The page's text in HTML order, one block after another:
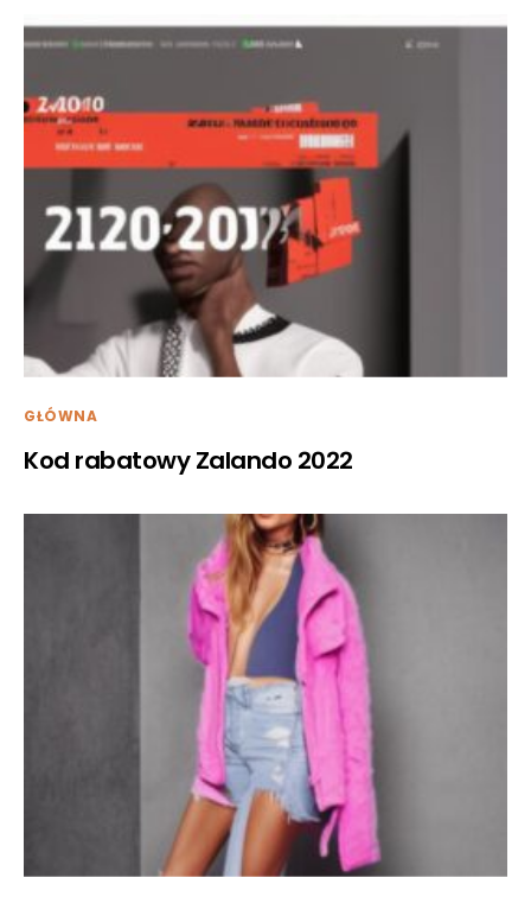
GŁÓWNA
Kod rabatowy Zalando 2022